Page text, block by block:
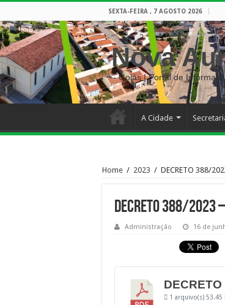
SEXTA-FEIRA , 7 AGOSTO 2026
Nova
– Goiás | Portal de
A Cidade
Home / 2023 / DECRETO 388/
DECRETO 388/2023 –
Administração 16 de
1 arquivo(s) 53.45